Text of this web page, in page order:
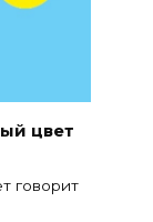
цвет
говорит